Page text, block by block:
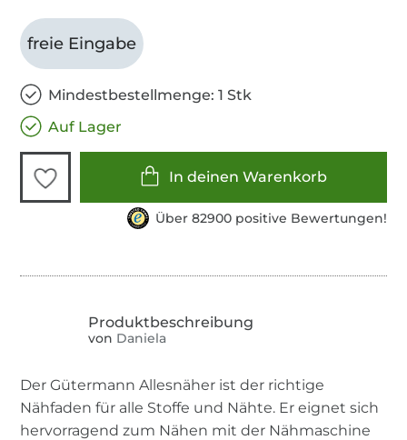
freie Eingabe
Mindestbestellmenge: 1 Stk
Auf Lager
In deinen Warenkorb
Über 82900 positive Bewertungen!
von Daniela
Der Gütermann Allesnäher ist der richtige
Nähfaden für alle Stoffe und Nähte. Er eignet sich
hervorragend zum Nähen mit der Nähmaschine